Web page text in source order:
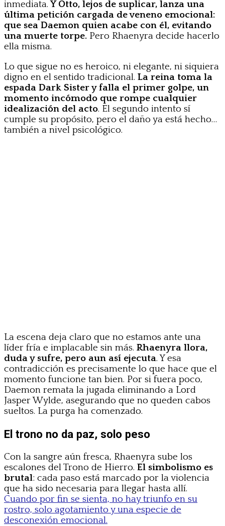
inmediata.Y Otto, lejos de suplicar, lanza una
última petición cargada de veneno emocional:
que sea Daemon quien acabe con él, evitando
una muerte torpe. Pero Rhaenyra decide hacerlo
ella misma.
Lo que sigue no es heroico, ni elegante, ni siquiera
digno en el sentido tradicional. La reina toma la
espada Dark Sister y falla el primer golpe, un
momento incómodo que rompe cualquier
idealización del acto. El segundo intento sí
cumple su propósito, pero el daño ya está hecho…
también a nivel psicológico.
La escena deja claro que no estamos ante una
líder fría e implacable sin más. Rhaenyra llora,
duda y sufre, pero aun así ejecuta. Y esa
contradicción es precisamente lo que hace que el
momento funcione tan bien. Por si fuera poco,
Daemon remata la jugada eliminando a Lord
Jasper Wylde, asegurando que no queden cabos
sueltos. La purga ha comenzado.
El trono no da paz, solo peso
Con la sangre aún fresca, Rhaenyra sube los
escalones del Trono de Hierro. El simbolismo es
brutal: cada paso está marcado por la violencia
que ha sido necesaria para llegar hasta allí.
Cuando por fin se sienta, no hay triunfo en su
rostro, solo agotamiento y una especie de
desconexión emocional.